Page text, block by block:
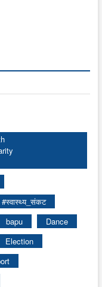
#स्वास्थ्य_संकट
bapu
Dance
Election